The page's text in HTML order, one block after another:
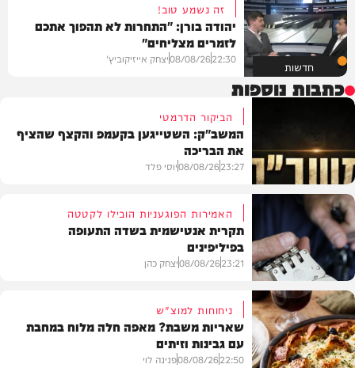
חדשות
זה נשמע טוב!
יהודה בורן: "התחרות לא תהפוך אתכם
לזמרים מצליחים"
22:30
08/08/26יצחק אייזיקוביץ'
כתבות נוספות
המשב"ק
הביקור הדרמטי
המשב"ק: השטייגען בקעמפ והקצף שהציף
את הבריכה
23:27
08/08/26יוסי פלד
חדשות
האמירות הפוגעניות הובילו לקטטה
תקרית אנטישמית בשדה התעופה
בפיליפינים
23:21
08/08/26יצחק כהן
ניחוחות למוצ"ש
שאריות משבת? מאפה חלה מלוח במחבת
עם גבינות וזיתים
22:50
08/08/26פנינה לוי